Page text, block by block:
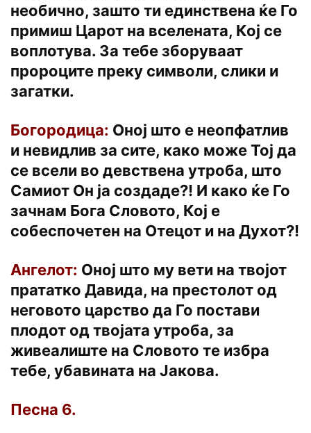
необично, зашто ти единствена ќе Го
примиш Царот на вселената, Кој се
воплотува. За тебе зборуваат
пророците преку символи, слики и
загатки.
Богородица: Оној што е неопфатлив
и невидлив за сите, како може Тој да
се всели во девствена утроба, што
Самиот Он ја создаде?! И како ќе Го
зачнам Бога Словото, Кој е
собеспочетен на Отецот и на Духот?!
Ангелот: Оној што му вети на твојот
прататко Давида, на престолот од
неговото царство да Го постави
плодот од твојата утроба, за
живеалиште на Словото те избра
тебе, убавината на Јакова.
Песна 6.